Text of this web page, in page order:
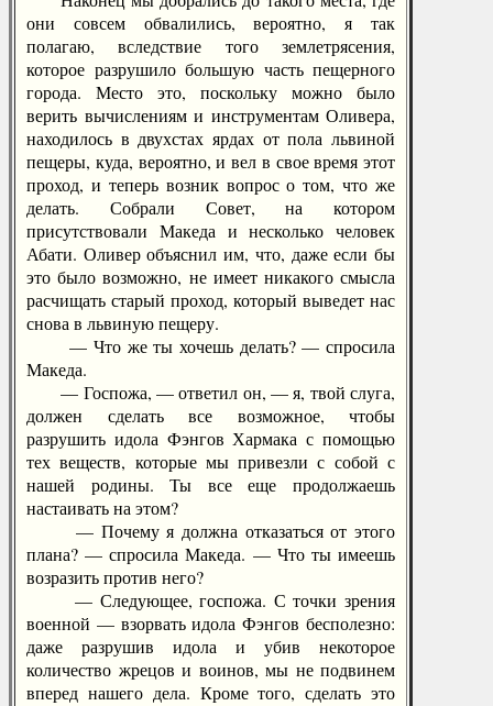
они совсем обвалились, вероятно, я так
полагаю, вследствие того землетрясения,
которое разрушило большую часть пещерного
города. Место это, поскольку можно было
верить вычислениям и инструментам Оливера,
находилось в двухстах ярдах от пола львиной
пещеры, куда, вероятно, и вел в свое время этот
проход, и теперь возник вопрос о том, что же
делать. Собрали Совет, на котором
присутствовали Македа и несколько человек
Абати. Оливер объяснил им, что, даже если бы
это было возможно, не имеет никакого смысла
расчищать старый проход, который выведет нас
снова в львиную пещеру.
— Что же ты хочешь делать? — спросила
Македа.
— Госпожа, — ответил он, — я, твой слуга,
должен сделать все возможное, чтобы
разрушить идола Фэнгов Хармака с помощью
тех веществ, которые мы привезли с собой с
нашей родины. Ты все еще продолжаешь
настаивать на этом?
— Почему я должна отказаться от этого
плана? — спросила Македа. — Что ты имеешь
возразить против него?
— Следующее, госпожа. С точки зрения
военной — взорвать идола Фэнгов бесполезно:
даже разрушив идола и убив некоторое
количество жрецов и воинов, мы не подвинем
вперед нашего дела. Кроме того, сделать это